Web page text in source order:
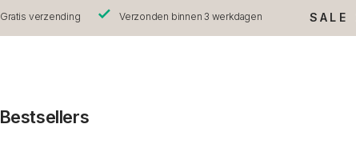
Gratis verzending Verzonden binnen 3 werkdagen SALE
Bestsellers